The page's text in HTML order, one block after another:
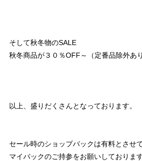
そして秋冬物のSALE
秋冬商品が３０％OFF～（定番品除外あり
以上、盛りだくさんとなっております。
セール時のショップバックは有料とさせ
マイバックのご持参をお願いしております